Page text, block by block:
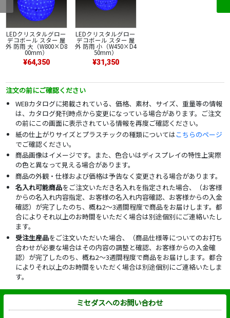
LEDクリスタルグロー
デコボール スター 屋
外 防雨 大（W800×D8
00mm）
¥64,350
LEDクリスタルグロー
デコボール スター 屋
外 防雨 小（W450×D4
50mm）
¥31,350
注文の前にご確認ください
WEBカタログに掲載されている、価格、素材、サイズ、重量等の情報
は、カタログ発刊時点から変更になっている場合があります。ご注文
の前にこの画面に表示されている情報を再度ご確認ください。
紙の仕上がりサイズとプラスチックの種類についてはこちらのページ
でご確認ください。
商品画像はイメージです。また、色合いはディスプレイの特性上実際
の色と異なって見える場合があります。
商品の外観・仕様および価格は予告なく変更される場合があります。
名入れ可能商品をご注文いただき名入れを指定された場合、（お客様
からの名入れ内容指定、お客様の名入れ内容確認、お客様からの入金
確認）が完了したのち、概ね2～3週間程度で商品をお届けします。都
合によりそれ以上のお時間をいただく場合は別途個別にご連絡いたし
ます。
受注生産品をご注文いただいた場合、（商品仕様等についてのお打ち
合わせが必要な場合はその内容の調整と確認、お客様からの入金確
認）が完了したのち、概ね2～3週間程度で商品をお届けします。都合
によりそれ以上のお時間をいただく場合は別途個別にご連絡いたしま
す。
ミセダスへのお問い合わせ